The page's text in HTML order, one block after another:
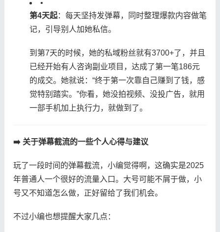
•
​第4天起​​：每天坚持发弹幕，同时整理爆款内容做笔
记，引导别人加她私信。
到第7天的时候，她的私域粉丝就有3700+了，并且
已经开始有人咨询副业项目，达成了第一笔186元
的成交。她就说：“终于第一次靠自己赚到了钱，感
觉特别踏实。”你看，她没拍视频、没投广告，就用
一部手机加上执行力，就做到了。
​➡️ 关于弹幕截流的一些个人心得与建议​
玩了一段时间的弹幕截流，小编觉得啊，这确实是2025
年普通人一个很好的流量入口。大号可能不屑于做，小
号又不知道怎么做，正好留给了我们机会。
不过小编也想提醒大家几点：